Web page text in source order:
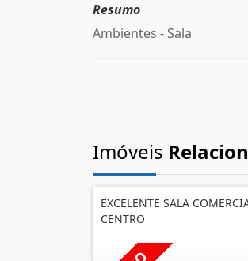
Resumo
Ambientes - Sala
Imóveis
EXCELENTE SALA
CENTRO